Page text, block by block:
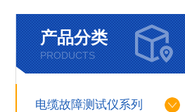
产品分类
PRODUCTS
电缆故障测试仪系列